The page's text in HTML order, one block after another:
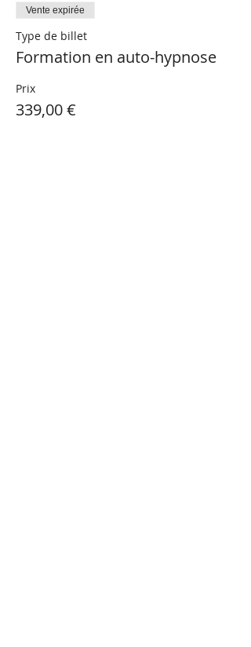
Vente expirée
Type de billet
Formation en auto-hypnose
Prix
339,00 €